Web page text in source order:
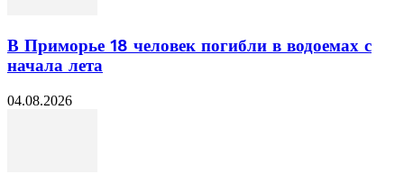
В Приморье 18 человек погибли в водоемах с
начала лета
04.08.2026